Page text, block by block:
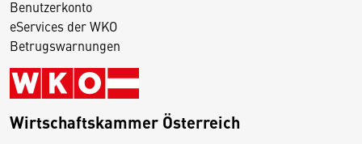
Benutzerkonto
eServices der WKO
Betrugswarnungen
Wirtschaftskammer Österreich